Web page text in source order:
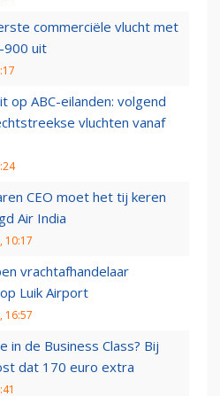
commerciële vlucht met
900 uit
op ABC-eilanden: volgend
vluchten vanaf
CEO moet het tij keren
Air India
10:17
vrachtafhandelaar
Luik Airport
16:57
in de Business Class? Bij
dat 170 euro extra